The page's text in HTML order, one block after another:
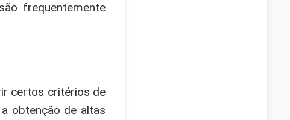
frequentemente
certos critérios de
obtenção de altas